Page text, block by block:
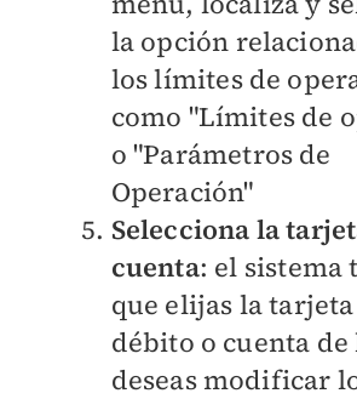
la opción
los límites de
como "Límites de
o "Parámetros de
Operación"
Selecciona la
cuenta: el sistema
que elijas la
débito o cuenta de
deseas modificar